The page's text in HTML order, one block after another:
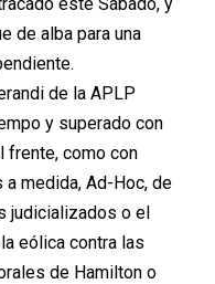
de alba para una
de la APLP
y superado con
frente, como con
medida, Ad-Hoc, de
judicializados o el
eólica contra las
de Hamilton o